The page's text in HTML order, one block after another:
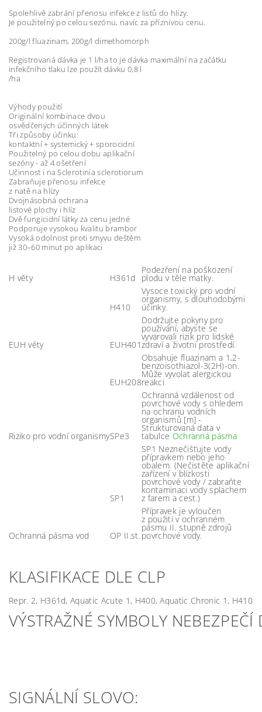
Spolehlivě zabrání přenosu infekce z listů do hlízy.
Je použitelný po celou sezónu, navíc za příznivou cenu.
200g/l fluazinam, 200g/l dimethomorph
Registrovaná dávka je 1 l/ha to je dávka maximální na začátku
infekčního tlaku lze použít dávku 0,8 l
/ha
Výhody použití
Originální kombinace dvou
osvědčených účinných látek
Tři způsoby účinku:
kontaktní + systemický + sporocidní
Použitelný po celou dobu aplikační
sezóny - až 4 ošetření
Učinnost i na Sclerotinia sclerotiorum
Zabraňuje přenosu infekce
z natě na hlízy
Dvojnásobná ochrana
listové plochy i hlíz
Dvě fungicidní látky za cenu jedné
Podporuje vysokou kvalitu brambor
Vysoká odolnost proti smyvu deštěm
již 30–60 minut po aplikaci
H věty H361d
Podezření na poškození
plodu v těle matky.
H410
Vysoce toxický pro vodní
organismy, s dlouhodobými
účinky.
EUH věty EUH401
Dodržujte pokyny pro
používání, abyste se
vyvarovali rizik pro lidské
zdraví a životní prostředí.
EUH208
Obsahuje fluazinam a 1,2-
benzoisothiazol-3(2H)-on.
Může vyvolat alergickou
reakci
Riziko pro vodní organismySPe3
Ochranná vzdálenost od
povrchové vody s ohledem
na ochranu vodních
organismů [m] -
Strukturovaná data v
tabulce Ochranná pásma
SP1
SP1 Neznečišťujte vody
přípravkem nebo jeho
obalem. (Nečistěte aplikační
zařízení v blízkosti
povrchové vody / zabraňte
kontaminaci vody splachem
z farem a cest.)
Ochranná pásma vod OP II.st.
Přípravek je vyloučen
z použití v ochranném
pásmu II. stupně zdrojů
povrchové vody.
KLASIFIKACE DLE CLP
Repr. 2, H361d, Aquatic Acute 1, H400, Aquatic Chronic 1, H410
VÝSTRAŽNÉ SYMBOLY NEBEZPEČÍ
SIGNÁLNÍ SLOVO: